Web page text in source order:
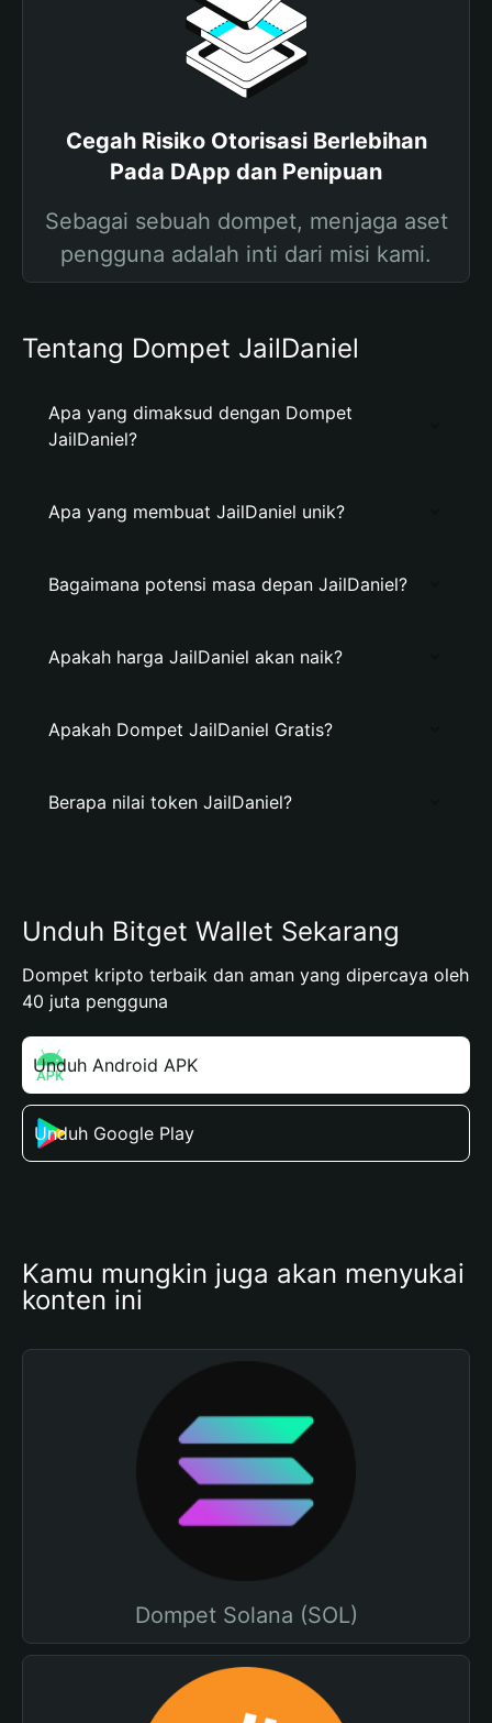
Cegah Risiko Otorisasi Berlebihan
Pada DApp dan Penipuan
Sebagai sebuah dompet, menjaga aset
pengguna adalah inti dari misi kami.
Tentang Dompet JailDaniel
Apa yang dimaksud dengan Dompet
JailDaniel?
Apa yang membuat JailDaniel unik?
Bagaimana potensi masa depan JailDaniel?
Apakah harga JailDaniel akan naik?
Apakah Dompet JailDaniel Gratis?
Berapa nilai token JailDaniel?
Unduh Bitget Wallet Sekarang
Dompet kripto terbaik dan aman yang dipercaya oleh
40 juta pengguna
Unduh Android APK
Unduh Google Play
Kamu mungkin juga akan menyukai
konten ini
Dompet Solana (SOL)